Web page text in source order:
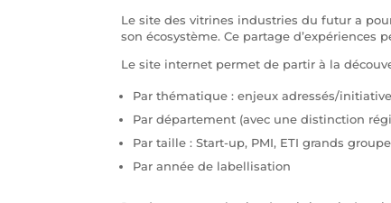
Le site des vitrines industries du futur a
son écosystème. Ce partage
Le site internet permet de partir à la
Par thématique : enjeux adressés/
Par département (avec une distinction
Par taille : Start-up, PMI, ETI grands
Par année de labellisation